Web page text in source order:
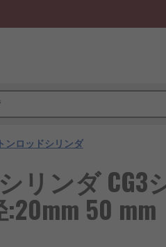
ンロッドシリンダ
リンダ CG3
50 mm